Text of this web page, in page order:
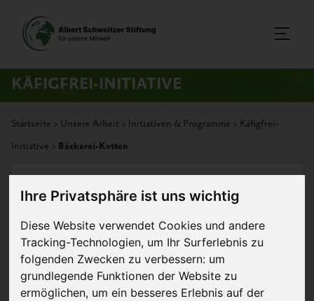
Ihre Privatsphäre ist uns wichtig
Diese Website verwendet Cookies und andere
Tracking-Technologien, um Ihr Surferlebnis zu
folgenden Zwecken zu verbessern: um
grundlegende Funktionen der Website zu
ermöglichen, um ein besseres Erlebnis auf der
KÄFIGFREI-INITIATIVE
Startseite > Unsere Arbeit > Initiativen & Programme > Käfigfrei-
Initiative > Bäckerei-Ketten
Bäckerei-Ketten